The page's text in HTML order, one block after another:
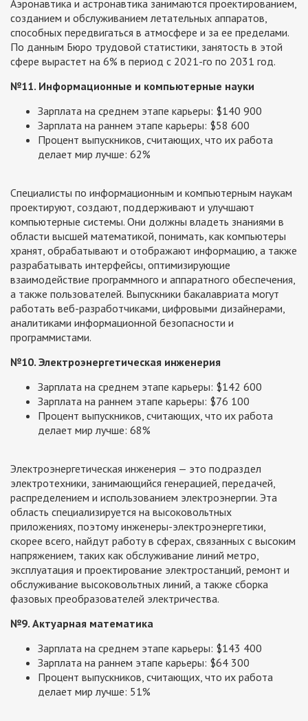
Аэронавтика и астронавтика занимаются проектированием,
созданием и обслуживанием летательных аппаратов,
способных передвигаться в атмосфере и за ее пределами.
По данным Бюро трудовой статистики, занятость в этой
сфере вырастет на 6% в период с 2021-го по 2031 год.
№11. Информационные и компьютерные науки
Зарплата на среднем этапе карьеры: $140 900
Зарплата на раннем этапе карьеры: $58 600
Процент выпускников, считающих, что их работа
делает мир лучше: 62%
Специалисты по информационным и компьютерным наукам
проектируют, создают, поддерживают и улучшают
компьютерные системы. Они должны владеть знаниями в
области высшей математикой, понимать, как компьютеры
хранят, обрабатывают и отображают информацию, а также
разрабатывать интерфейсы, оптимизирующие
взаимодействие программного и аппаратного обеспечения,
а также пользователей. Выпускники бакалавриата могут
работать веб-разработчиками, цифровыми дизайнерами,
аналитиками информационной безопасности и
программистами.
№10. Электроэнергетическая инженерия
Зарплата на среднем этапе карьеры: $142 600
Зарплата на раннем этапе карьеры: $76 100
Процент выпускников, считающих, что их работа
делает мир лучше: 68%
Электроэнергетическая инженерия — это подраздел
электротехники, занимающийся генерацией, передачей,
распределением и использованием электроэнергии. Эта
область специализируется на высоковольтных
приложениях, поэтому инженеры-электроэнергетики,
скорее всего, найдут работу в сферах, связанных с высоким
напряжением, таких как обслуживание линий метро,
эксплуатация и проектирование электростанций, ремонт и
обслуживание высоковольтных линий, а также сборка
фазовых преобразователей электричества.
№9. Актуарная математика
Зарплата на среднем этапе карьеры: $143 400
Зарплата на раннем этапе карьеры: $64 300
Процент выпускников, считающих, что их работа
делает мир лучше: 51%